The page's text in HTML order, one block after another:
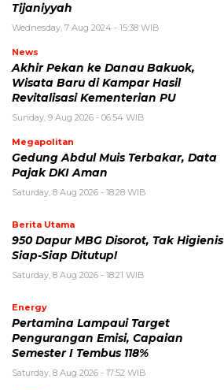
Tijaniyyah
Wednesday, 7 Aug 2024 - 15:38 WIB
News
Akhir Pekan ke Danau Bakuok,
Wisata Baru di Kampar Hasil
Revitalisasi Kementerian PU
Sunday, 9 Aug 2026 - 06:54 WIB
Megapolitan
Gedung Abdul Muis Terbakar, Data
Pajak DKI Aman
Saturday, 8 Aug 2026 - 18:28 WIB
Berita Utama
950 Dapur MBG Disorot, Tak Higienis
Siap-Siap Ditutup!
Saturday, 8 Aug 2026 - 18:21 WIB
Energy
Pertamina Lampaui Target
Pengurangan Emisi, Capaian
Semester I Tembus 118%
Saturday, 8 Aug 2026 - 17:52 WIB